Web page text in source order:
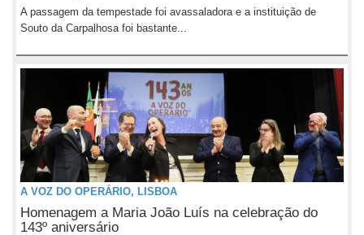
A passagem da tempestade foi avassaladora e a instituição de
Souto da Carpalhosa foi bastante...
A VOZ DO OPERÁRIO, LISBOA
Homenagem a Maria João Luís na celebração do
143º aniversário